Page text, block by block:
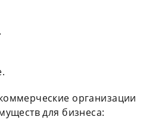
организации
для бизнеса: